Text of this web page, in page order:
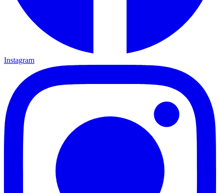
Instagram